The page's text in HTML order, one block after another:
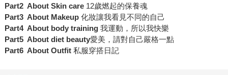
Part2 About Skin care 12歲燃起的保養魂
Part3 About Makeup 化妝讓我看見不同的自己
Part4 About body training 我運動，所以我快樂
Part5 About diet beauty愛美，請對自己嚴格一點
Part6 About Outfit私服穿搭日記